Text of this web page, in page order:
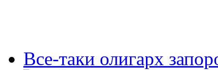
Все-таки олигарх